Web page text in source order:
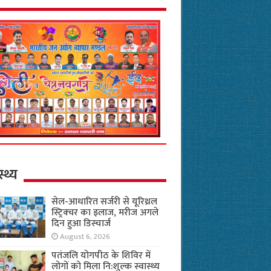
सेल-आधारित सर्जरी से यूरिथ्रल
स्ट्रिक्चर का इलाज, मरीज अगले
दिन हुआ डिस्चार्ज
August 6, 2026
पतंजलि योगपीठ के शिविर में
लोगों को मिला नि:शुल्क स्वास्थ्य